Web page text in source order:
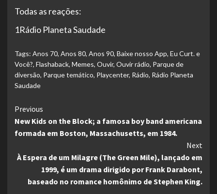
Todas as reações:
1Rádio Planeta Saudade
Tags: Anos 70, Anos 80, Anos 90, Baixe nosso App, Eu Curt. e
Você?, Flashaback, Memes, Ouvir, Ouvir rádio, Parque de
diversão, Parque temático, Playcenter, Rádio, Rádio Planeta
Saudade
Continue
Reading
Previous
New Kids on the Block; a famosa boy band americana
formada em Boston, Massachusetts, em 1984.
Next
À Espera de um Milagre (The Green Mile), lançado em
1999, é um drama dirigido por Frank Darabont,
baseado no romance homônimo de Stephen King.